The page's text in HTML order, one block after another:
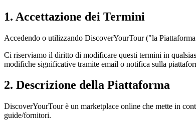
1. Accettazione dei Termini
Accedendo o utilizzando DiscoverYourTour ("la
Ci riserviamo il diritto di modificare questi termini in
modifiche significative tramite email o notifica sulla
2. Descrizione della Piattaforma
DiscoverYourTour è un marketplace online che mette in
guide/fornitori.